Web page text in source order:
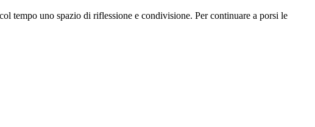
tempo uno spazio di riflessione e condivisione. Per continuare a porsi le